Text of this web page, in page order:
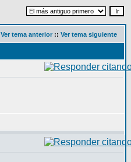
Ver tema anterior :: Ver tema siguiente